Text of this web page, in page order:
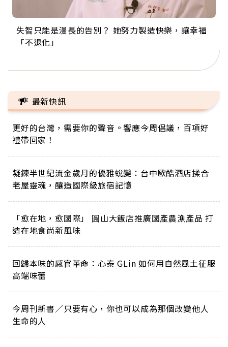
失智只能是漫長的告別？ 她努力製造快樂，讓幸福
「不退化」
來自剛果的巧克力神父 為台灣奉獻36年 「台灣是我
的家，我連作夢都講台語！」
63歲卸矽谷副總、搬回台灣找快樂！「蛋黃哥小
丑」走進安養院，逗樂上萬爺奶：退休後才開始真
104歲打破金氏世界紀錄 成為全球最年長羽球選
手，分享長壽的秘密原來是「這個」
事業巔峰他選擇追夢…黑手阿伯拉小提琴還登上小
巨蛋！連CNN都大讚！
最新快訊
更好的台灣，需要你的聲音。響應今周倡議，百項好
禮帶回家！
凝鍊半世紀流金歲月的優雅蛻變：台中歐酷酒店揉合
老屋靈魂，釀造國際級旅宿記憶
「愈在地，愈國際」 圓山大飯店推廣國產農漁產品 打
造在地食尚新風味
回歸本味的感官革命：心泰 GLin 如何用自然風土征服
高端味蕾
今周刊新書／只要有心，你也可以成為那個改變他人
生命的人